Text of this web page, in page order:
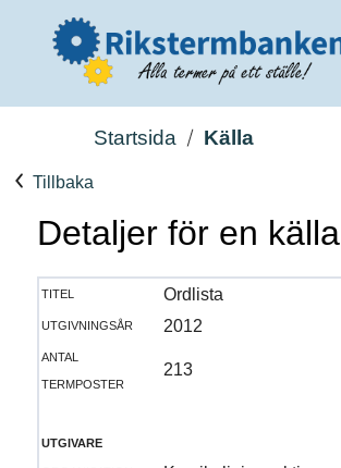
Startsida Källa
Tillbaka
Detaljer för en källa
titel
Ordlista
utgivningsår
2012
antal
termposter
213
utgivare